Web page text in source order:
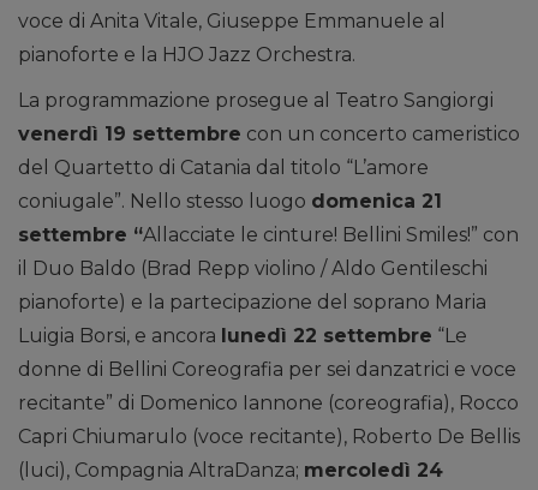
voce di Anita Vitale, Giuseppe Emmanuele al
pianoforte e la HJO Jazz Orchestra.
La programmazione prosegue al Teatro Sangiorgi
venerdì 19 settembre con un concerto cameristico
del Quartetto di Catania dal titolo “L’amore
coniugale”. Nello stesso luogo domenica 21
settembre “Allacciate le cinture! Bellini Smiles!” con
il Duo Baldo (Brad Repp violino / Aldo Gentileschi
pianoforte) e la partecipazione del soprano Maria
Luigia Borsi, e ancora lunedì 22 settembre “Le
donne di Bellini Coreografia per sei danzatrici e voce
recitante” di Domenico Iannone (coreografia), Rocco
Capri Chiumarulo (voce recitante), Roberto De Bellis
(luci), Compagnia AltraDanza; mercoledì 24